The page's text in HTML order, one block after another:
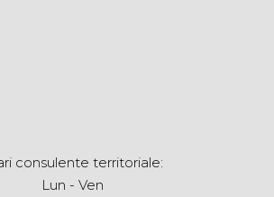
consulente territoriale:
Lun - Ven